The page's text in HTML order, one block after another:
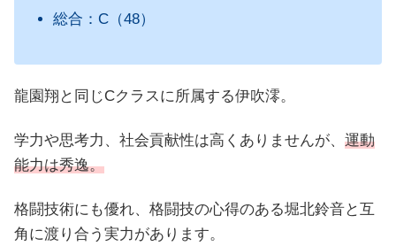
総合：C（48）
龍園翔と同じCクラスに所属する伊吹澪。
学力や思考力、社会貢献性は高くありませんが、 運動
能力は秀逸。
格闘技術にも優れ、格闘技の心得のある堀北鈴音と互
角に渡り合う実力があります。